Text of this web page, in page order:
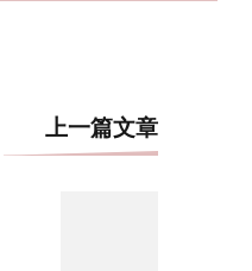
上一篇文章